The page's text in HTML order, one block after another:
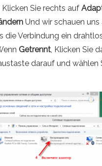
Klicken Sie rechts auf
Und wir schauen uns
die Verbindung ein
Getrennt, Klicken Sie
darauf und wählen